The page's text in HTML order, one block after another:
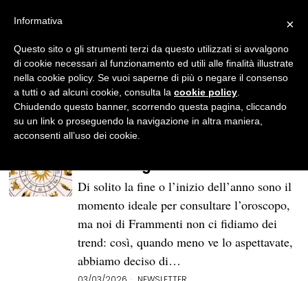
Serena Votano
Serena Votano, classe 1996. Fingo di
essere una scrittrice, un’editor e una
giornalista, in realtà sono solo una lettrice
compulsiva in overdose da JD Salinger,
Raymond Carver e Richard Yates.
vostro segno zodiacale
Di solito la fine o l’inizio dell’anno sono il
momento ideale per consultare l’oroscopo,
ma noi di Frammenti non ci fidiamo dei
trend: così, quando meno ve lo aspettavate,
abbiamo deciso di…
×
Informativa
Questo sito o gli strumenti terzi da questo utilizzati si avvalgono
di cookie necessari al funzionamento ed utili alle finalità illustrate
nella cookie policy. Se vuoi saperne di più o negare il consenso
a tutti o ad alcuni cookie, consulta la cookie policy
Chiudendo questo banner, scorrendo questa pagina, cliccando
su un link o proseguendo la navigazione in altra maniera,
acconsenti all’uso dei cookie.